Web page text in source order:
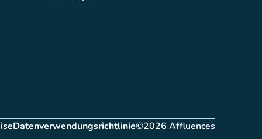
Datenverwendungsrichtlinie
(new tab) ©2026 Affluences